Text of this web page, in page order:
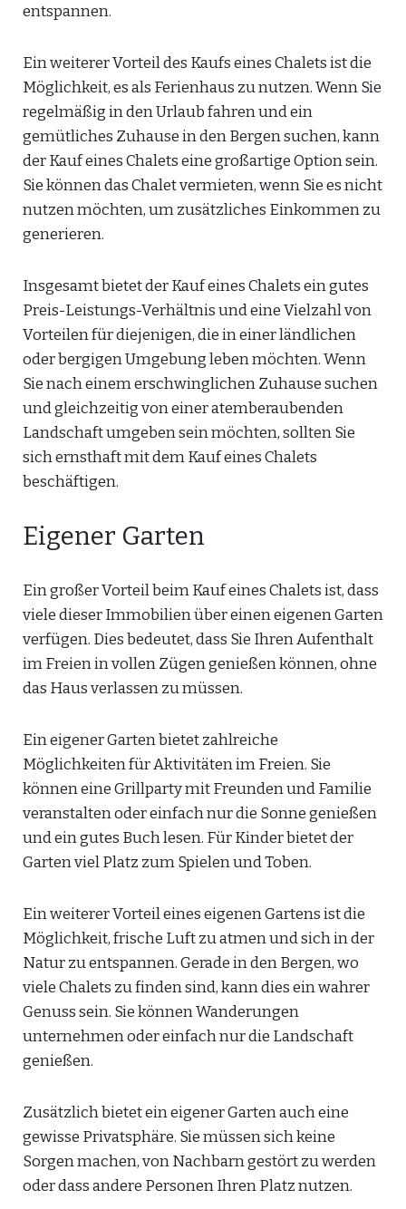
entspannen.
Ein weiterer Vorteil des Kaufs eines Chalets ist die
Möglichkeit, es als Ferienhaus zu nutzen. Wenn Sie
regelmäßig in den Urlaub fahren und ein
gemütliches Zuhause in den Bergen suchen, kann
der Kauf eines Chalets eine großartige Option sein.
Sie können das Chalet vermieten, wenn Sie es nicht
nutzen möchten, um zusätzliches Einkommen zu
generieren.
Insgesamt bietet der Kauf eines Chalets ein gutes
Preis-Leistungs-Verhältnis und eine Vielzahl von
Vorteilen für diejenigen, die in einer ländlichen
oder bergigen Umgebung leben möchten. Wenn
Sie nach einem erschwinglichen Zuhause suchen
und gleichzeitig von einer atemberaubenden
Landschaft umgeben sein möchten, sollten Sie
sich ernsthaft mit dem Kauf eines Chalets
beschäftigen.
Eigener Garten
Ein großer Vorteil beim Kauf eines Chalets ist, dass
viele dieser Immobilien über einen eigenen Garten
verfügen. Dies bedeutet, dass Sie Ihren Aufenthalt
im Freien in vollen Zügen genießen können, ohne
das Haus verlassen zu müssen.
Ein eigener Garten bietet zahlreiche
Möglichkeiten für Aktivitäten im Freien. Sie
können eine Grillparty mit Freunden und Familie
veranstalten oder einfach nur die Sonne genießen
und ein gutes Buch lesen. Für Kinder bietet der
Garten viel Platz zum Spielen und Toben.
Ein weiterer Vorteil eines eigenen Gartens ist die
Möglichkeit, frische Luft zu atmen und sich in der
Natur zu entspannen. Gerade in den Bergen, wo
viele Chalets zu finden sind, kann dies ein wahrer
Genuss sein. Sie können Wanderungen
unternehmen oder einfach nur die Landschaft
genießen.
Zusätzlich bietet ein eigener Garten auch eine
gewisse Privatsphäre. Sie müssen sich keine
Sorgen machen, von Nachbarn gestört zu werden
oder dass andere Personen Ihren Platz nutzen.